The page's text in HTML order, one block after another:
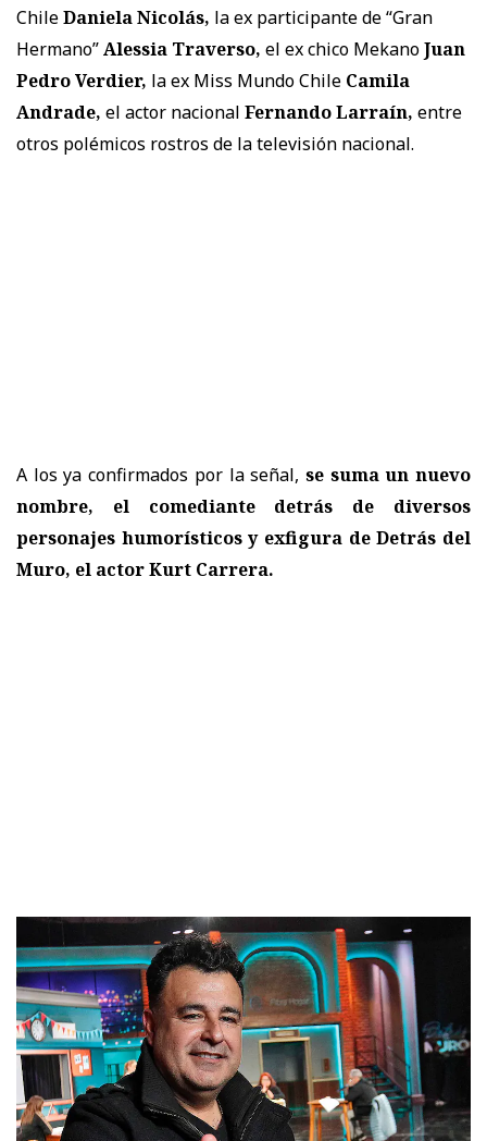
ChileDaniela Nicolás, la ex participante de “Gran
Hermano”Alessia Traverso, el ex chico MekanoJuan
Pedro Verdier, la ex Miss Mundo Chile Camila
Andrade, el actor nacional Fernando Larraín, entre
otros polémicos rostros de la televisión nacional.
A los ya confirmados por la señal, se suma un nuevo
nombre, el comediante detrás de diversos
personajes humorísticos y exfigura de Detrás del
Muro, el actor Kurt Carrera.